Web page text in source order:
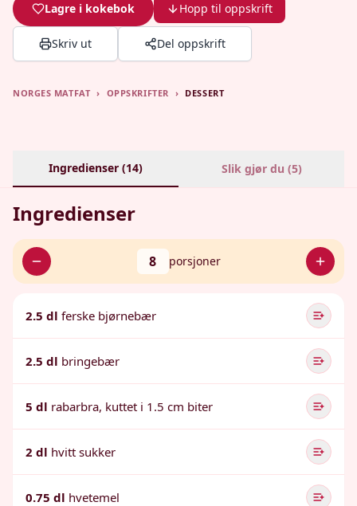
Lagre i kokebok Hopp til oppskrift
Skriv ut Del oppskrift
NORGES MATFAT › OPPSKRIFTER › DESSERT
Ingredienser (14) Slik gjør du (5)
Ingredienser
8 porsjoner
2.5 dl ferske bjørnebær
2.5 dl bringebær
5 dl rabarbra, kuttet i 1.5 cm biter
2 dl hvitt sukker
0.75 dl hvetemel